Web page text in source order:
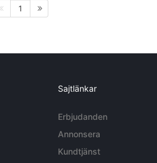
1
Sajtlänkar
Erbjudanden
Annonsera
Kundtjänst